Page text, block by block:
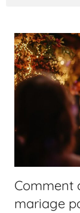
Comment
mariage